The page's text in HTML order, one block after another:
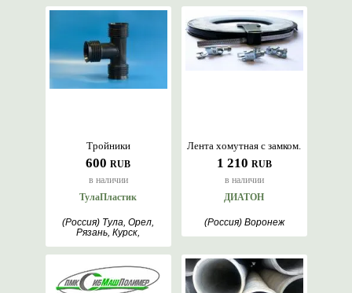
600 RUB
в наличии
Тройники
ТулаПластик
(Россия) Тула, Орел,
Рязань, Курск,
Липецк, Мытищи
1 210 RUB
в наличии
Лента хомутная с замком.
ДИАТОН
(Россия) Воронеж